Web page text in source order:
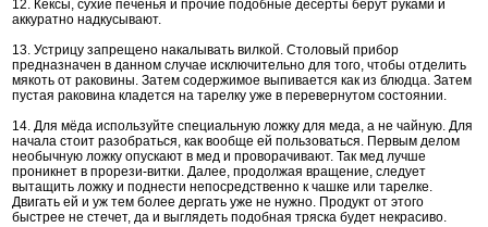
12. Кексы, сухие печенья и прочие подобные десерты берут руками и
аккуратно надкусывают.
13. Устрицу запрещено накалывать вилкой. Столовый прибор
предназначен в данном случае исключительно для того, чтобы отделить
мякоть от раковины. Затем содержимое выпивается как из блюдца. Затем
пустая раковина кладется на тарелку уже в перевернутом состоянии.
14. Для мёда используйте специальную ложку для меда, а не чайную. Для
начала стоит разобраться, как вообще ей пользоваться. Первым делом
необычную ложку опускают в мед и проворачивают. Так мед лучше
проникнет в прорези-витки. Далее, продолжая вращение, следует
вытащить ложку и поднести непосредственно к чашке или тарелке.
Двигать ей и уж тем более дергать уже не нужно. Продукт от этого
быстрее не стечет, да и выглядеть подобная тряска будет некрасиво.